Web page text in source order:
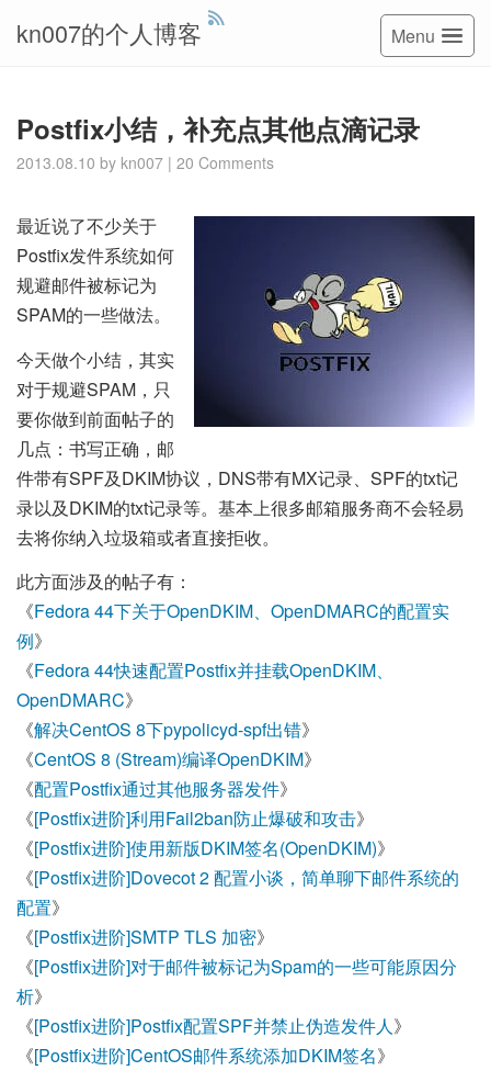
kn007的个人博客 Menu
Postfix小结，补充点其他点滴记录
2013.08.10 by kn007 | 20 Comments
最近说了不少关于
Postfix发件系统如何
规避邮件被标记为
SPAM的一些做法。
今天做个小结，其实
对于规避SPAM，只
要你做到前面帖子的
几点：书写正确，邮
件带有SPF及DKIM协议，DNS带有MX记录、SPF的txt记
录以及DKIM的txt记录等。基本上很多邮箱服务商不会轻易
去将你纳入垃圾箱或者直接拒收。
此方面涉及的帖子有：
《Fedora 44下关于OpenDKIM、OpenDMARC的配置实
例》
《Fedora 44快速配置Postfix并挂载OpenDKIM、
OpenDMARC》
《解决CentOS 8下pypolicyd-spf出错》
《CentOS 8 (Stream)编译OpenDKIM》
《配置Postfix通过其他服务器发件》
《[Postfix进阶]利用Fail2ban防止爆破和攻击》
《[Postfix进阶]使用新版DKIM签名(OpenDKIM)》
《[Postfix进阶]Dovecot 2 配置小谈，简单聊下邮件系统的
配置》
《[Postfix进阶]SMTP TLS 加密》
《[Postfix进阶]对于邮件被标记为Spam的一些可能原因分
析》
《[Postfix进阶]Postfix配置SPF并禁止伪造发件人》
《[Postfix进阶]CentOS邮件系统添加DKIM签名》